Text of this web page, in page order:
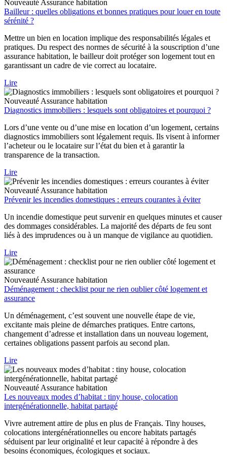
Nouveauté Assurance habitation
Bailleur : quelles obligations et bonnes pratiques pour louer en toute
sérénité ?
Mettre un bien en location implique des responsabilités légales et
pratiques. Du respect des normes de sécurité à la souscription d’une
assurance habitation, le bailleur doit protéger son logement tout en
garantissant un cadre de vie correct au locataire.
Lire
Nouveauté Assurance habitation
Diagnostics immobiliers : lesquels sont obligatoires et pourquoi ?
Lors d’une vente ou d’une mise en location d’un logement, certains
diagnostics immobiliers sont légalement requis. Ils visent à informer
l’acheteur ou le locataire sur l’état du bien et à garantir la
transparence de la transaction.
Lire
Nouveauté Assurance habitation
Prévenir les incendies domestiques : erreurs courantes à éviter
Un incendie domestique peut survenir en quelques minutes et causer
des dommages considérables. La majorité des départs de feu sont
liés à des imprudences ou à un manque de vigilance au quotidien.
Lire
Nouveauté Assurance habitation
Déménagement : checklist pour ne rien oublier côté logement et
assurance
Un déménagement, c’est souvent une nouvelle étape de vie,
excitante mais pleine de démarches pratiques. Entre cartons,
changement d’adresse et installation dans un nouveau logement,
certaines obligations passent parfois au second plan.
Lire
Nouveauté Assurance habitation
Les nouveaux modes d’habitat : tiny house, colocation
intergénérationnelle, habitat partagé
Vivre autrement attire de plus en plus de Français. Tiny houses,
colocations intergénérationnelles ou encore habitats partagés
séduisent par leur originalité et leur capacité à répondre à des
besoins économiques, écologiques et sociaux.